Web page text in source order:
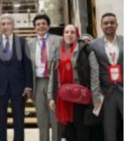
ت
و
ن
ي
ا